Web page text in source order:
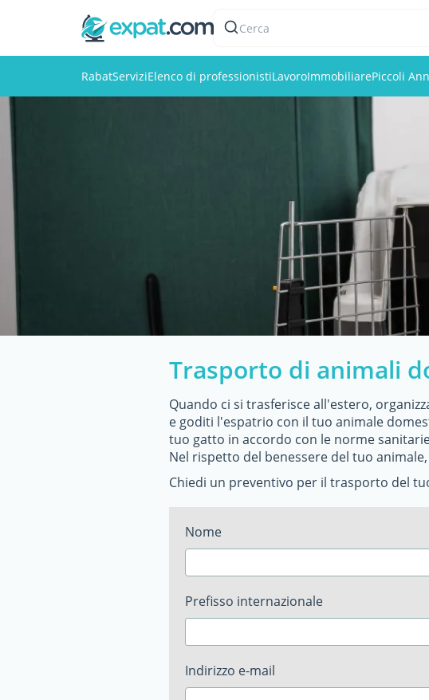
Cerca
RabatServiziElenco di professionistiLavoroImmobiliarePiccoli
Trasporto di animali
Quando ci si trasferisce all'estero,
e goditi l'espatrio con il tuo animale
tuo gatto in accordo con le norme
Nel rispetto del benessere del tuo
Chiedi un preventivo per il trasporto del
Nome
Prefisso internazionale
Indirizzo e-mail